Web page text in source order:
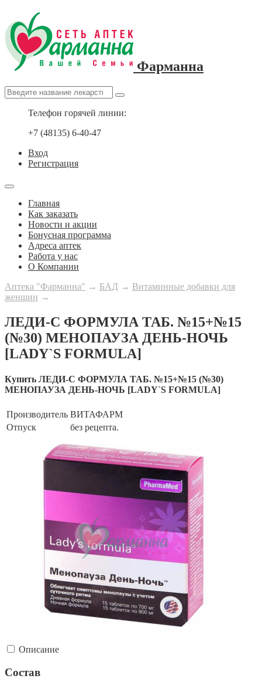
Фарманна
Телефон горячей линии:
+7 (48135) 6-40-47
Вход
Регистрация
Главная
Как заказать
Новости и акции
Бонусная программа
Адреса аптек
Работа у нас
О Компании
Аптека "Фарманна" → БАД → Витаминные добавки для
женщин →
ЛЕДИ-С ФОРМУЛА ТАБ. №15+№15
(№30) МЕНОПАУЗА ДЕНЬ-НОЧЬ
[LADY`S FORMULA]
Купить ЛЕДИ-С ФОРМУЛА ТАБ. №15+№15 (№30)
МЕНОПАУЗА ДЕНЬ-НОЧЬ [LADY`S FORMULA]
Производитель ВИТАФАРМ
Отпуск
без рецепта.
Описание
Состав